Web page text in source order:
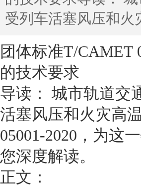
受列车活塞风压和火
团体标准T/CAMET
的技术要求
导读： 城市轨道交
活塞风压和火灾高
05001-2020，为这
您深度解读。
正文：